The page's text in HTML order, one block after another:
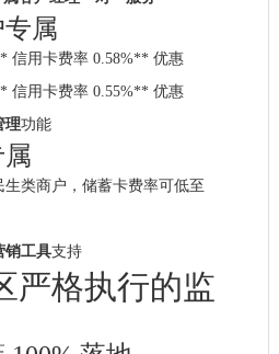
属
信用卡费率 0.58%** 优惠
信用卡费率 0.55%** 优惠
理功能
类商户，储蓄卡费率可低至
销工具支持
严格执行的监